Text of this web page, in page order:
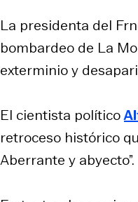
La presidenta del
bombardeo de La
exterminio y
El cientista político
retroceso histórico
Aberrante y abyecto”.